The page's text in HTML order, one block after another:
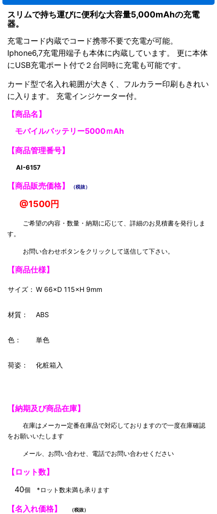
スリムで持ち運びに便利な大容量5,000mAhの充電
器。
充電コード内蔵でコード携帯不要で充電が可能。
Iphone6,7充電用端子も本体に内蔵しています。 更に本体
にUSB充電ポート付で２台同時に充電も可能です。
カード型で名入れ範囲が大きく、フルカラー印刷もきれい
に入ります。 充電インジケーター付。
【商品名】
モバイルバッテリー5000ｍAh
【商品管理番号】
AI-6157
【商品販売価格】 （税抜）
@1500円
ご希望の内容・数量・納期に応じて、詳細のお見積書を発行しま
す。
お問い合わせボタンをクリックして送信して下さい。
【商品仕様】
サイズ： W 66×D 115×H 9mm
材質： ABS
色： 単色
荷姿： 化粧箱入
【納期及び商品在庫】
在庫はメーカー定番在庫品で対応しておりますので一度在庫確認
をお願いいたします
メール、お問い合わせ、電話でお問い合わせください
【ロット数】
40個 *ロット数未満も承ります
【名入れ価格】 （税抜）